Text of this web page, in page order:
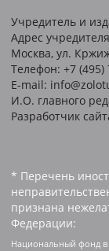
Учредитель и
Адрес
Москва, ул.
Телефон: +7 (495)
E-mail:
И.О. главного
Разработчик
* Перечень
признана
Федерации:
Национальный фонд в